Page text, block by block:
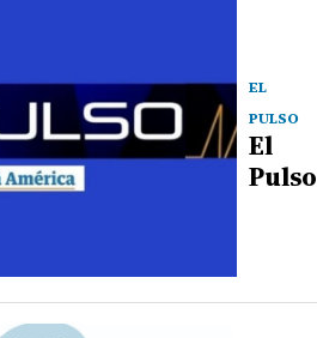
EL
PULSO
El
Pulso